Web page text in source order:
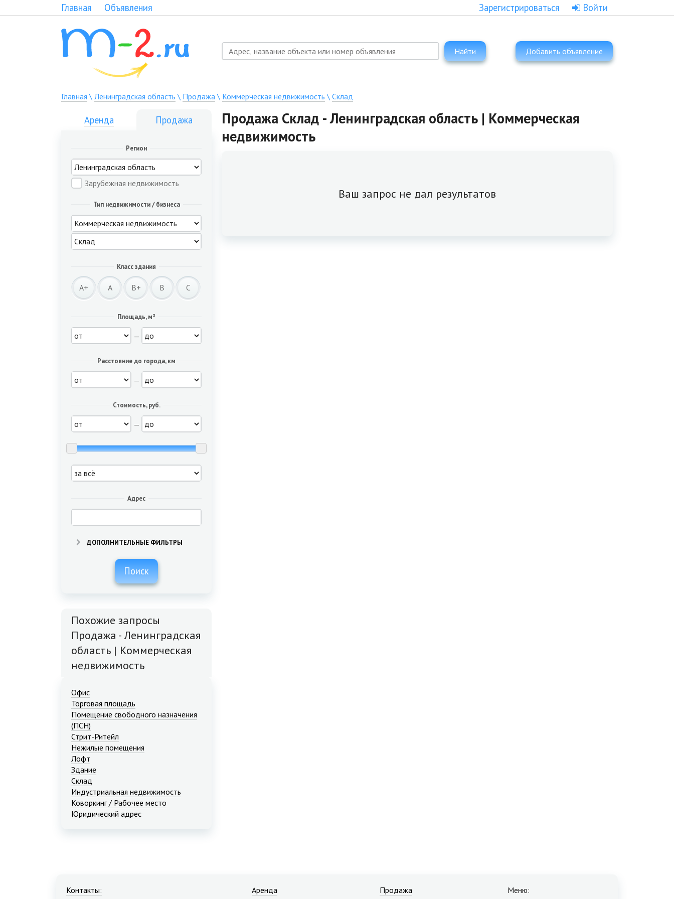
Главная Объявления Зарегистрироваться Войти
Найти Добавить объявление
Главная \ Ленинградская область \ Продажа\ Коммерческая недвижимость \ Склад
Аренда Продажа
Регион
Зарубежная недвижимость
Тип недвижимости / бизнеса
Класс здания
A+ A B+ B C
Площадь, м²
—
Расстояние до города, км
—
Стоимость, руб.
—
Адрес
ДОПОЛНИТЕЛЬНЫЕ ФИЛЬТРЫ
Поиск
Похожие запросы
Продажа - Ленинградская
область | Коммерческая
недвижимость
Офис
Торговая площадь
Помещение свободного назначения
(ПСН)
Стрит-Ритейл
Нежилые помещения
Лофт
Здание
Склад
Индустриальная недвижимость
Коворкинг / Рабочее место
Юридический адрес
Продажа Склад - Ленинградская область | Коммерческая
недвижимость
Ваш запрос не дал результатов
Контакты:
Аренда
Продажа
Меню: